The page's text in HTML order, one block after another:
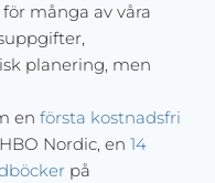
många av våra
planering, men
enförsta kostnadsfri
Nordic, en14
på